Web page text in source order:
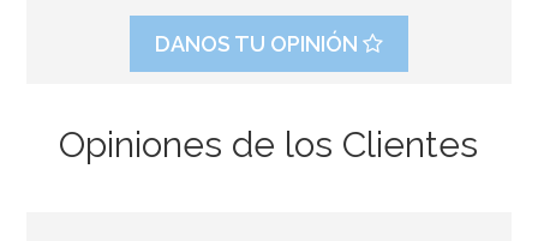
DANOS TU OPINIÓN
Opiniones de los Clientes